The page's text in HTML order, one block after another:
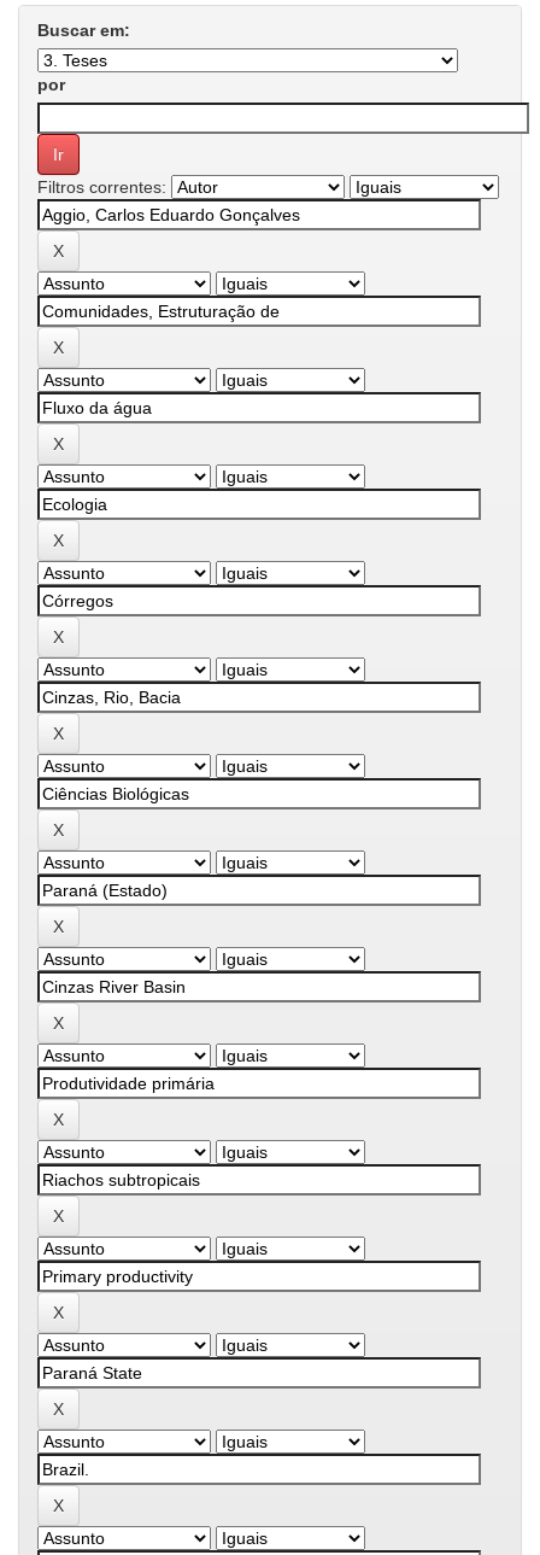
Buscar em:
por
Filtros correntes: